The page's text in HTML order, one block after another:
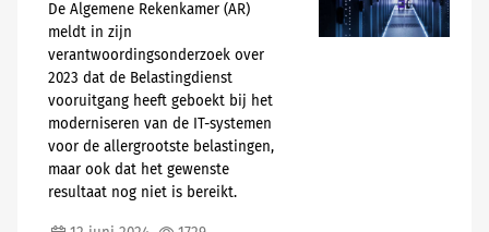
De Algemene Rekenkamer (AR)
meldt in zijn
verantwoordingsonderzoek over
2023 dat de Belastingdienst
vooruitgang heeft geboekt bij het
moderniseren van de IT-systemen
voor de allergrootste belastingen,
maar ook dat het gewenste
resultaat nog niet is bereikt.